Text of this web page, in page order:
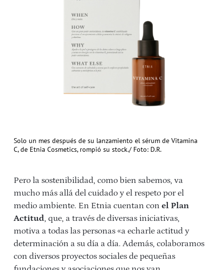
Solo un mes después de su lanzamiento el sérum de Vitamina
C, de Etnia Cosmetics, rompió su stock./ Foto: D.R.
Pero la sostenibilidad, como bien sabemos, va
mucho más allá del cuidado y el respeto por el
medio ambiente. En Etnia cuentan con el Plan
Actitud, que, a través de diversas iniciativas,
motiva a todas las personas «a echarle actitud y
determinación a su día a día. Además, colaboramos
con diversos proyectos sociales de pequeñas